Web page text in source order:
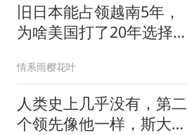
旧日本能占领越南5年，
为啥美国打了20年选择撤
情系雨樱花叶
人类史上几乎没有，第二
个领先像他一样，斯大林